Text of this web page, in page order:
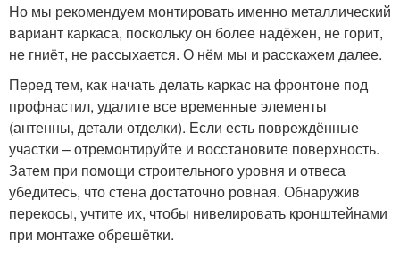
Но мы рекомендуем монтировать именно металлический
вариант каркаса, поскольку он более надёжен, не горит,
не гниёт, не рассыхается. О нём мы и расскажем далее.
Перед тем, как начать делать каркас на фронтоне под
профнастил, удалите все временные элементы
(антенны, детали отделки). Если есть повреждённые
участки – отремонтируйте и восстановите поверхность.
Затем при помощи строительного уровня и отвеса
убедитесь, что стена достаточно ровная. Обнаружив
перекосы, учтите их, чтобы нивелировать кронштейнами
при монтаже обрешётки.